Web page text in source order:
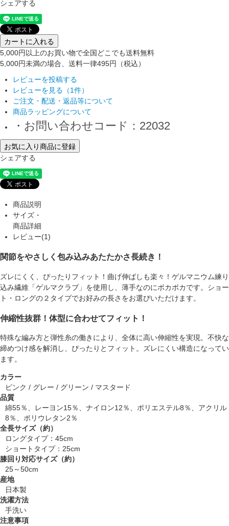
シェアする
カートに入れる
5,000円以上のお買い物で全国どこでも送料無料
5,000円未満の場合、送料一律495円（税込）
レビューを投稿する
レビューを見る（1件）
ご注文・配送・返品等について
商品ラッピングについて
・お問い合わせコード：22032
お気に入り商品に登録
シェアする
商品説明
サイズ・
商品詳細
レビュー(1)
関節をやさしく包み込みあたたかさ長続き！
ズレにくく、ぴったりフィット！曲げ伸ばしも楽々！ゲルマニウム練り
込み繊維「ゲルマクラブ」を使用し、薄手なのにポカポカです。ショー
ト・ロングの２タイプでお好みの長さをお選びいただけます。
伸縮性抜群！体型に合わせてフィット！
特殊な編み方と弾性糸の働きにより、全体に高い伸縮性を実現。不快な
締めつけ感を解消し、ぴったりとフィット。ズレにくい構造になってい
ます。
カラー
ピンク / グレー / グリーン / マスタード
品質
綿55％、レーヨン15％、ナイロン12％、ポリエステル8％、アクリル
8％、ポリウレタン2％
全長サイズ（約）
ロングタイプ：45cm
ショートタイプ：25cm
膝回り対応サイズ（約）
25～50cm
産地
日本製
洗濯方法
手洗い
注意事項